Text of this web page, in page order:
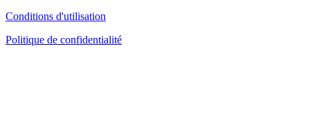
Conditions d'utilisation
Politique de confidentialité